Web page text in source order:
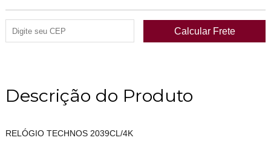
Descrição do Produto
RELÓGIO TECHNOS 2039CL/4K